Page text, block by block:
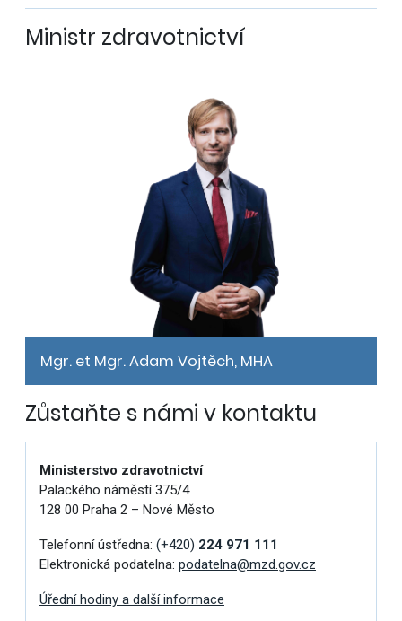
Ministr zdravotnictví
Mgr. et Mgr. Adam Vojtěch, MHA
Zůstaňte s námi v kontaktu
Ministerstvo zdravotnictví
Palackého náměstí 375/4
128 00 Praha 2 – Nové Město
Telefonní ústředna: (+420) 224 971 111
Elektronická podatelna: podatelna@mzd.gov.cz
Úřední hodiny a další informace